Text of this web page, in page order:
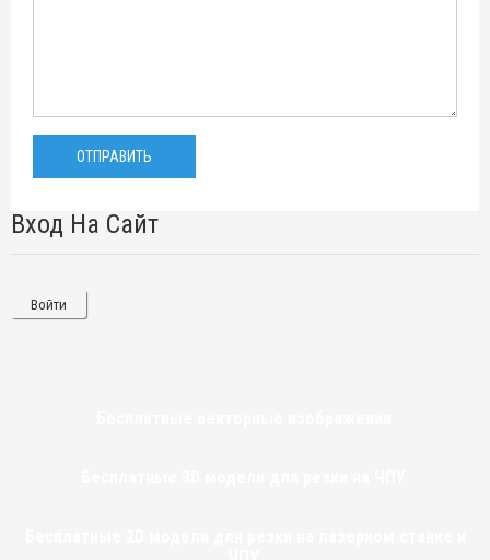
Вход На Сайт
Войти